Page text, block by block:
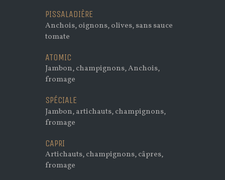
PISSALADIÈRE
Anchois, oignons, olives, sans sauce
tomate
ATOMIC
Jambon, champignons, Anchois,
fromage
SPÉCIALE
Jambon, artichauts, champignons,
fromage
CAPRI
Artichauts, champignons, câpres,
fromage